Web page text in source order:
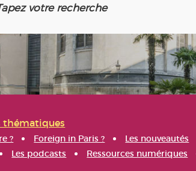
thématiques
? Foreign in Paris ? Les nouveautés
Les podcasts Ressources numériques